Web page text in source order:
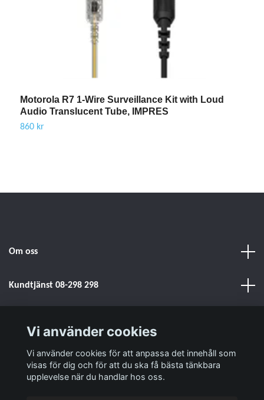
Motorola R7 1-Wire Surveillance Kit with Loud
Audio Translucent Tube, IMPRES
860 kr
Om oss
Kundtjänst 08-298 298
Läs mer
Vi använder cookies
Vi använder cookies för att anpassa det innehåll som
visas för dig och för att du ska få bästa tänkbara
upplevelse när du handlar hos oss.